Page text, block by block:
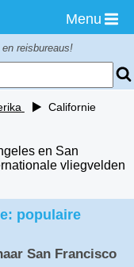
Menu
reisbureaus!
Californie
en San
vliegvelden
populaire
San Francisco
naar